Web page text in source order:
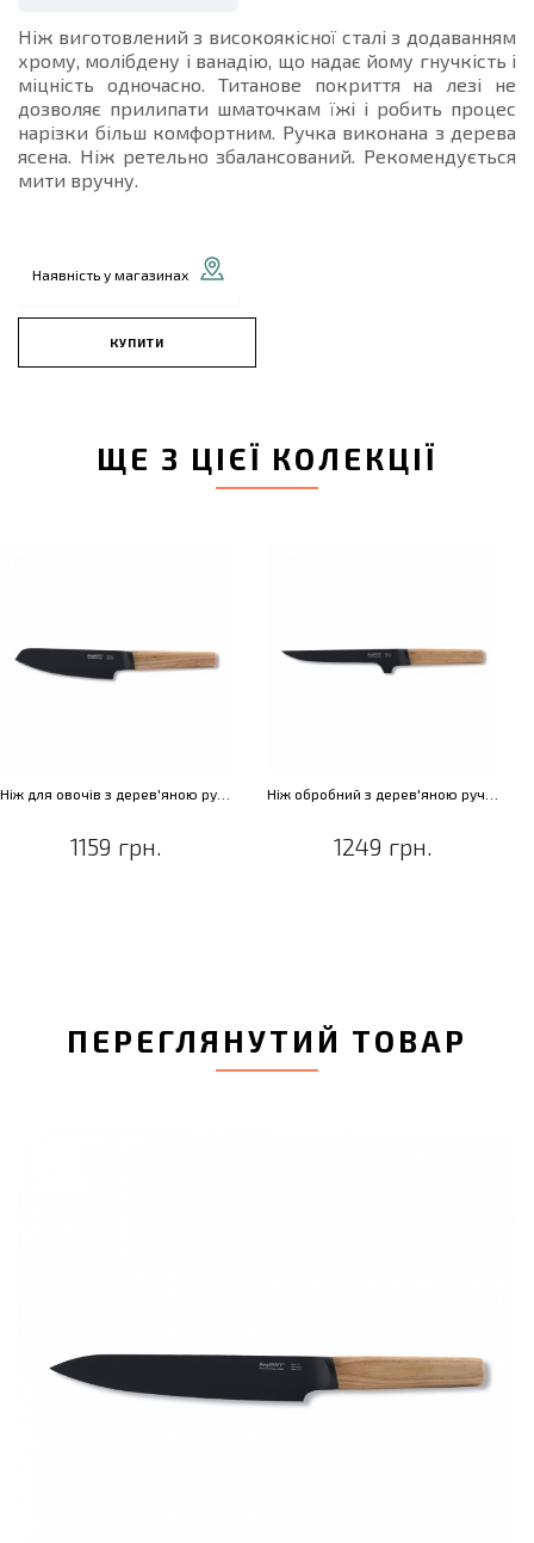
Ніж виготовлений з високоякісної сталі з додаванням
хрому, молібдену і ванадію, що надає йому гнучкість і
міцність одночасно. Титанове покриття на лезі не
дозволяє прилипати шматочкам їжі і робить процес
нарізки більш комфортним. Ручка виконана з дерева
ясена. Ніж ретельно збалансований. Рекомендується
мити вручну.
Наявність у магазинах
КУПИТИ
ЩЕ З ЦІЄЇ КОЛЕКЦІЇ
1159 грн. 1249 грн.
ПЕРЕГЛЯНУТИЙ ТОВАР